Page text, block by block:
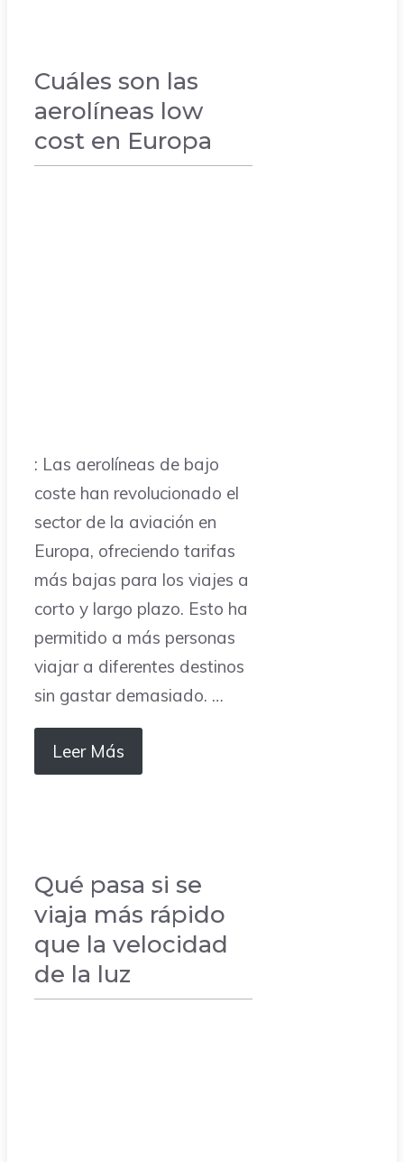
Cuáles son las
aerolíneas low
cost en Europa
: Las aerolíneas de bajo
coste han revolucionado el
sector de la aviación en
Europa, ofreciendo tarifas
más bajas para los viajes a
corto y largo plazo. Esto ha
permitido a más personas
viajar a diferentes destinos
sin gastar demasiado. …
Leer Más
Qué pasa si se
viaja más rápido
que la velocidad
de la luz